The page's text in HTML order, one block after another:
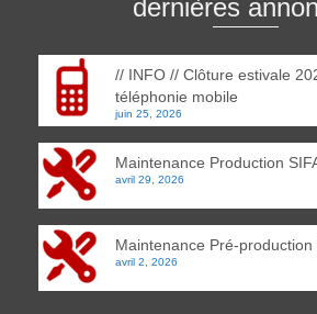
dernières
// INFO // Clôture estivale
téléphonie mobile
juin 25, 2026
Maintenance Production
avril 29, 2026
Maintenance Pré-
avril 2, 2026